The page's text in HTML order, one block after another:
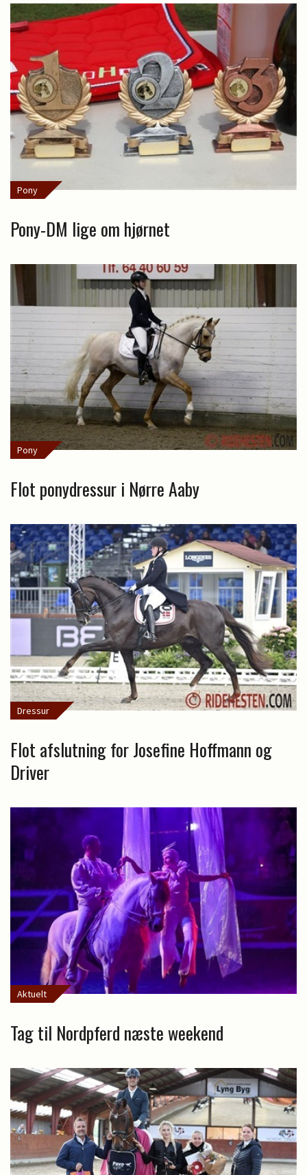
Pony
Pony-DM lige om hjørnet
Pony
Flot ponydressur i Nørre Aaby
Dressur
Flot afslutning for Josefine Hoffmann og
Driver
Aktuelt
Tag til Nordpferd næste weekend